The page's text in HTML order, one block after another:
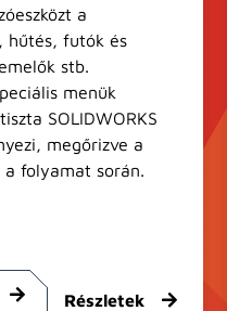
a
hűtés, futók és
stb.
menük
SOLIDWORKS
megőrizve a
folyamat során.
Részletek